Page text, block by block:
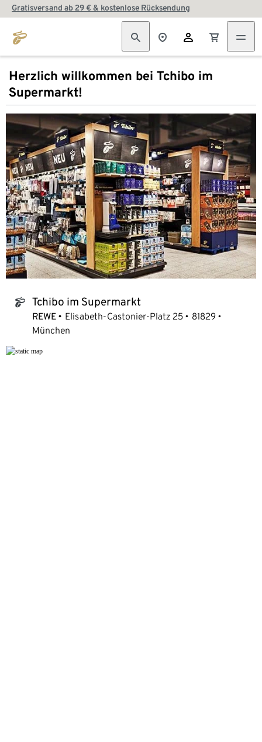
Gratisversand ab 29 € & kostenlose Rücksendung
Herzlich willkommen bei Tchibo im
Supermarkt!
tchibo_logo Tchibo im Supermarkt
REWE Elisabeth-Castonier-Platz 25
81829
München